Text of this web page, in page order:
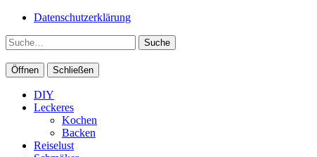
Datenschutzerklärung
Suche
Öffnen Schließen
DIY
Leckeres
Kochen
Backen
Reiselust